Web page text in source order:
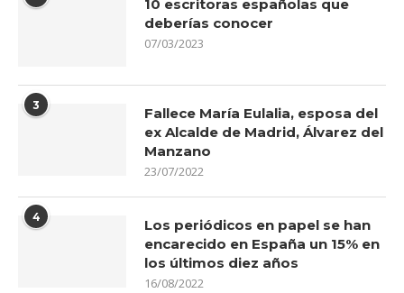
10 escritoras españolas que
deberías conocer
07/03/2023
3
Fallece María Eulalia, esposa del
ex Alcalde de Madrid, Álvarez del
Manzano
23/07/2022
4
Los periódicos en papel se han
encarecido en España un 15% en
los últimos diez años
16/08/2022